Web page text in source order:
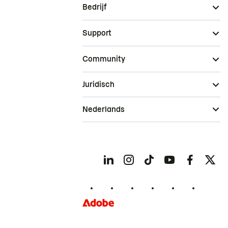
Bedrijf
Support
Community
Juridisch
Nederlands